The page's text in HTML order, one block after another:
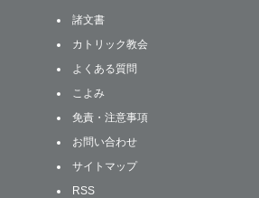
諸文書
カトリック教会
よくある質問
こよみ
免責・注意事項
お問い合わせ
サイトマップ
RSS